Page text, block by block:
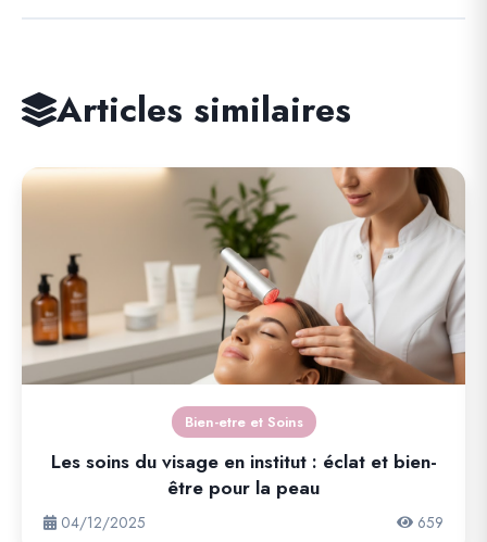
Articles similaires
Bien-etre et Soins
Les soins du visage en institut : éclat et bien-
être pour la peau
04/12/2025 659